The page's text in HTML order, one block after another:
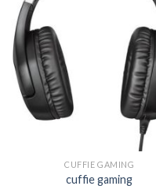
CUFFIE GAMING
cuffie gaming